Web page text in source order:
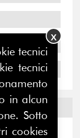
tecnici
tecnici
in alcun
Sotto
cookies
X